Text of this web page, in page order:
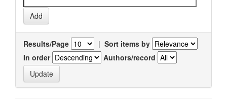
Results/Page | Sort items by
In order
Authors/record